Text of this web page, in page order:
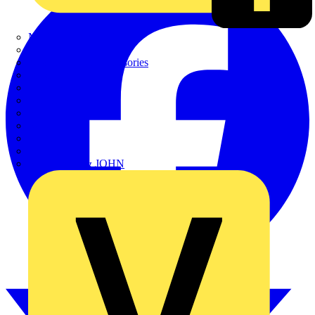
METZ CONNECT
Nexans Power Accessories
STRIEBEL & JOHN